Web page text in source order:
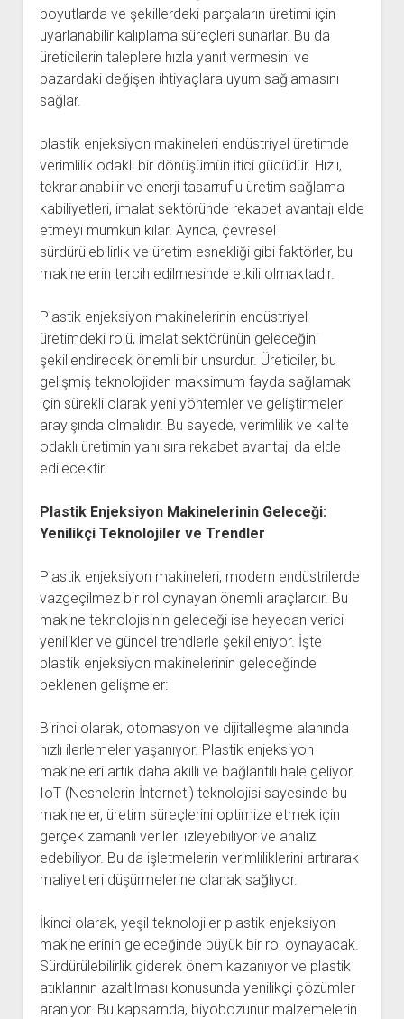
boyutlarda ve şekillerdeki parçaların üretimi için
uyarlanabilir kalıplama süreçleri sunarlar. Bu da
üreticilerin taleplere hızla yanıt vermesini ve
pazardaki değişen ihtiyaçlara uyum sağlamasını
sağlar.
plastik enjeksiyon makineleri endüstriyel üretimde
verimlilik odaklı bir dönüşümün itici gücüdür. Hızlı,
tekrarlanabilir ve enerji tasarruflu üretim sağlama
kabiliyetleri, imalat sektöründe rekabet avantajı elde
etmeyi mümkün kılar. Ayrıca, çevresel
sürdürülebilirlik ve üretim esnekliği gibi faktörler, bu
makinelerin tercih edilmesinde etkili olmaktadır.
Plastik enjeksiyon makinelerinin endüstriyel
üretimdeki rolü, imalat sektörünün geleceğini
şekillendirecek önemli bir unsurdur. Üreticiler, bu
gelişmiş teknolojiden maksimum fayda sağlamak
için sürekli olarak yeni yöntemler ve geliştirmeler
arayışında olmalıdır. Bu sayede, verimlilik ve kalite
odaklı üretimin yanı sıra rekabet avantajı da elde
edilecektir.
Plastik Enjeksiyon Makinelerinin Geleceği:
Yenilikçi Teknolojiler ve Trendler
Plastik enjeksiyon makineleri, modern endüstrilerde
vazgeçilmez bir rol oynayan önemli araçlardır. Bu
makine teknolojisinin geleceği ise heyecan verici
yenilikler ve güncel trendlerle şekilleniyor. İşte
plastik enjeksiyon makinelerinin geleceğinde
beklenen gelişmeler:
Birinci olarak, otomasyon ve dijitalleşme alanında
hızlı ilerlemeler yaşanıyor. Plastik enjeksiyon
makineleri artık daha akıllı ve bağlantılı hale geliyor.
IoT (Nesnelerin İnterneti) teknolojisi sayesinde bu
makineler, üretim süreçlerini optimize etmek için
gerçek zamanlı verileri izleyebiliyor ve analiz
edebiliyor. Bu da işletmelerin verimliliklerini artırarak
maliyetleri düşürmelerine olanak sağlıyor.
İkinci olarak, yeşil teknolojiler plastik enjeksiyon
makinelerinin geleceğinde büyük bir rol oynayacak.
Sürdürülebilirlik giderek önem kazanıyor ve plastik
atıklarının azaltılması konusunda yenilikçi çözümler
aranıyor. Bu kapsamda, biyobozunur malzemelerin